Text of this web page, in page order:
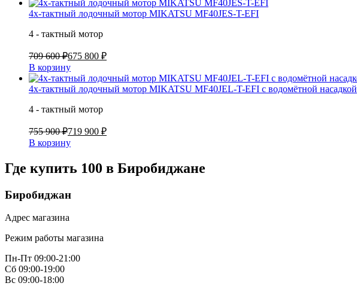
4х-тактный лодочный мотор MIKATSU MF40JES-T-EFI
4 - тактный мотор
709 600 ₽675 800 ₽
В корзину
4х-тактный лодочный мотор MIKATSU MF40JEL-T-EFI с водомётной насадкой
4 - тактный мотор
755 900 ₽719 900 ₽
В корзину
Где купить 100 в Биробиджане
Биробиджан
Адрес магазина
Режим работы магазина
Пн-Пт 09:00-21:00
Сб 09:00-19:00
Вс 09:00-18:00